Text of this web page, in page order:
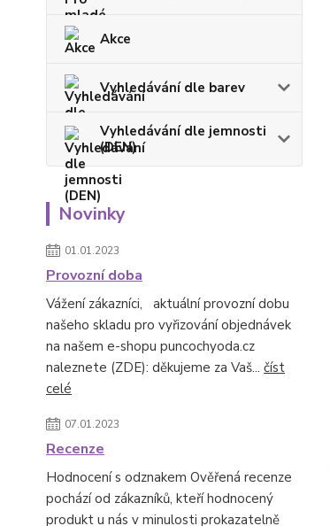
Akce
Vyhledávání dle barev
Vyhledávání dle jemnosti
(DEN)
Novinky
01.01.2023
Provozní doba
Vážení zákazníci, aktuální provozní dobu
našeho skladu pro vyřizování objednávek
na našem e-shopu puncochyoda.cz
naleznete (ZDE): děkujeme za Vaš... číst
celé
07.01.2023
Recenze
Hodnocení s odznakem Ověřená recenze
pochází od zákazníků, kteří hodnocený
produkt u nás v minulosti prokazatelně